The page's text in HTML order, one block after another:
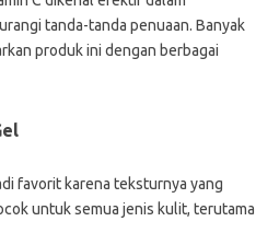
tanda-tanda penuaan. Banyak
produk ini dengan berbagai
favorit karena teksturnya yang
untuk semua jenis kulit, terutama